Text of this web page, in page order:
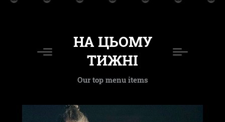
НА ЦЬОМУ
ТИЖНІ
Our top menu items